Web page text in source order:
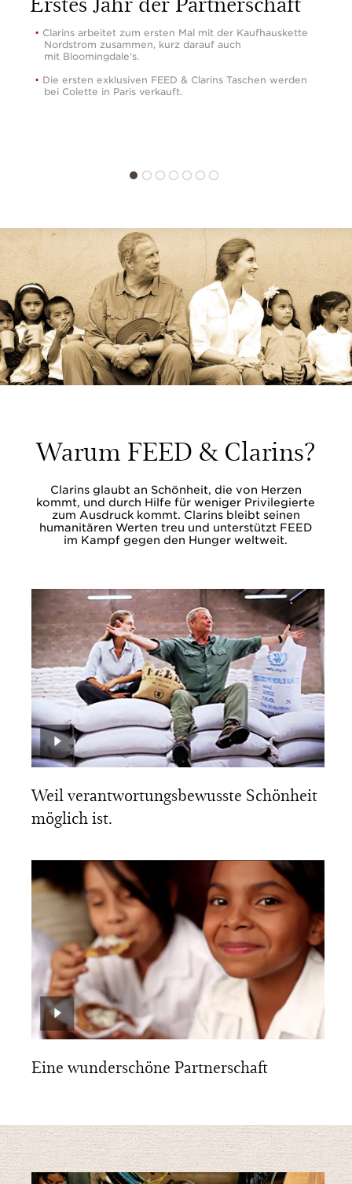
Clarins arbeitet zum ersten Mal mit der Kaufhauskette
Nordstrom zusammen, kurz darauf auch
mit Bloomingdale‘s.
Die ersten exklusiven FEED & Clarins Taschen werden
bei Colette in Paris verkauft.
Warum FEED & Clarins?
Clarins glaubt an Schönheit, die von Herzen
kommt, und durch Hilfe für weniger Privilegierte
zum Ausdruck kommt. Clarins bleibt seinen
humanitären Werten treu und unterstützt FEED
im Kampf gegen den Hunger weltweit.
Weil verantwortungsbewusste Schönheit
möglich ist.
Eine wunderschöne Partnerschaft